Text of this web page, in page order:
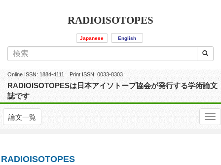
RADIOISOTOPES
Japanese English
Online ISSN: 1884-4111 Print ISSN: 0033-8303
RADIOISOTOPESは日本アイソトープ協会が発行する学術論文
誌です
論文一覧
RADIOISOTOPES